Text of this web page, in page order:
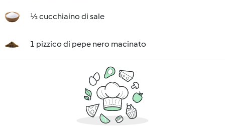
½ cucchiaino di sale
1 pizzico di pepe nero macinato